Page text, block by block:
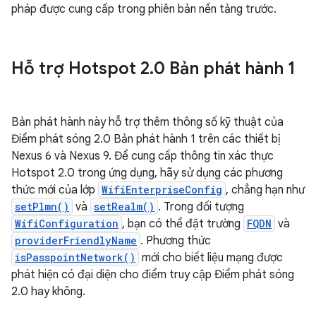
pháp được cung cấp trong phiên bản nền tảng trước.
Hỗ trợ Hotspot 2.0 Bản phát hành 1
Bản phát hành này hỗ trợ thêm thông số kỹ thuật của
Điểm phát sóng 2.0 Bản phát hành 1 trên các thiết bị
Nexus 6 và Nexus 9. Để cung cấp thông tin xác thực
Hotspot 2.0 trong ứng dụng, hãy sử dụng các phương
thức mới của lớp WifiEnterpriseConfig , chẳng hạn như
setPlmn() và setRealm() . Trong đối tượng
WifiConfiguration , bạn có thể đặt trường FQDN và
providerFriendlyName . Phương thức
isPasspointNetwork() mới cho biết liệu mạng được
phát hiện có đại diện cho điểm truy cập Điểm phát sóng
2.0 hay không.